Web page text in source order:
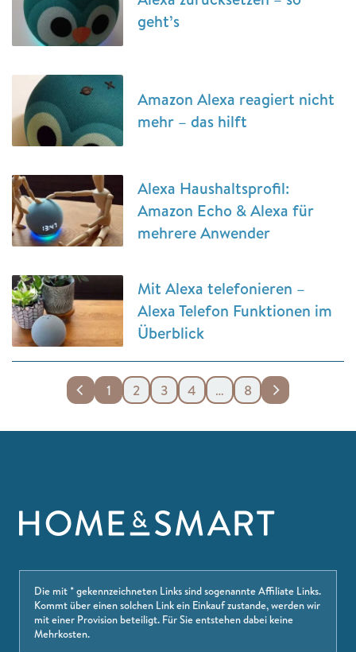
geht’s
Amazon Alexa reagiert nicht
mehr – das hilft
Alexa Haushaltsprofil:
Amazon Echo & Alexa für
mehrere Anwender
Mit Alexa telefonieren –
Alexa Telefon Funktionen im
Überblick
1 2 3 4 … 8
Die mit * gekennzeichneten Links sind sogenannte Affiliate Links.
Kommt über einen solchen Link ein Einkauf zustande, werden wir
mit einer Provision beteiligt. Für Sie entstehen dabei keine
Mehrkosten.